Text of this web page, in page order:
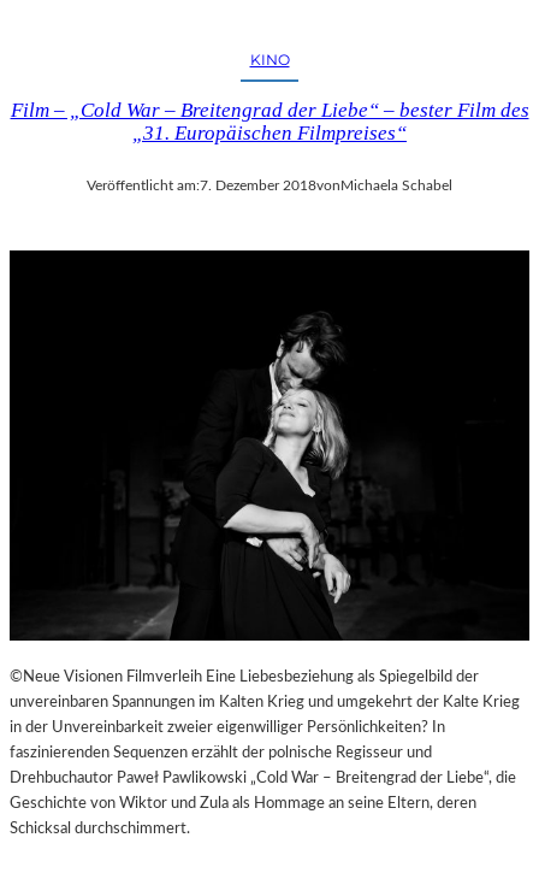
KINO
Film – „Cold War – Breitengrad der Liebe“ – bester Film des
„31. Europäischen Filmpreises“
Veröffentlicht am:7. Dezember 2018vonMichaela Schabel
©Neue Visionen Filmverleih Eine Liebesbeziehung als Spiegelbild der
unvereinbaren Spannungen im Kalten Krieg und umgekehrt der Kalte Krieg
in der Unvereinbarkeit zweier eigenwilliger Persönlichkeiten? In
faszinierenden Sequenzen erzählt der polnische Regisseur und
Drehbuchautor Paweł Pawlikowski „Cold War – Breitengrad der Liebe“, die
Geschichte von Wiktor und Zula als Hommage an seine Eltern, deren
Schicksal durchschimmert.